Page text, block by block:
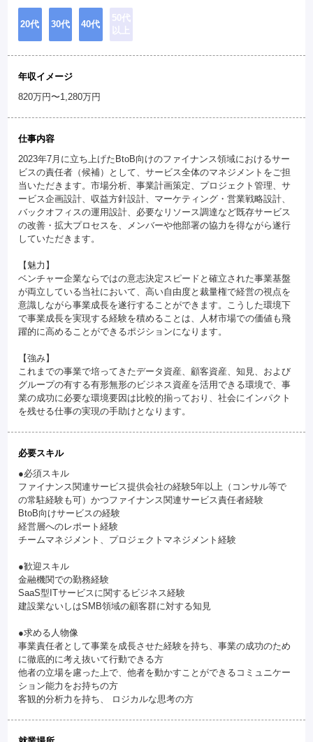
20代 30代 40代
50代
以上
年収イメージ
820万円〜1,280万円
仕事内容
2023年7月に立ち上げたBtoB向けのファイナンス領域におけるサー
ビスの責任者（候補）として、サービス全体のマネジメントをご担
当いただきます。市場分析、事業計画策定、プロジェクト管理、サ
ービス企画設計、収益方針設計、マーケティング・営業戦略設計、
バックオフィスの運用設計、必要なリソース調達など既存サービス
の改善・拡大プロセスを、メンバーや他部署の協力を得ながら遂行
していただきます。
【魅力】
ベンチャー企業ならではの意志決定スピードと確立された事業基盤
が両立している当社において、高い自由度と裁量権で経営の視点を
意識しながら事業成長を遂行することができます。こうした環境下
で事業成長を実現する経験を積めることは、人材市場での価値も飛
躍的に高めることができるポジションになります。
【強み】
これまでの事業で培ってきたデータ資産、顧客資産、知見、および
グループの有する有形無形のビジネス資産を活用できる環境で、事
業の成功に必要な環境要因は比較的揃っており、社会にインパクト
を残せる仕事の実現の手助けとなります。
必要スキル
●必須スキル
ファイナンス関連サービス提供会社の経験5年以上（コンサル等で
の常駐経験も可）かつファイナンス関連サービス責任者経験
BtoB向けサービスの経験
経営層へのレポート経験
チームマネジメント、プロジェクトマネジメント経験
●歓迎スキル
金融機関での勤務経験
SaaS型ITサービスに関するビジネス経験
建設業ないしはSMB領域の顧客群に対する知見
●求める人物像
事業責任者として事業を成長させた経験を持ち、事業の成功のため
に徹底的に考え抜いて行動できる方
他者の立場を慮った上で、他者を動かすことができるコミュニケー
ション能力をお持ちの方
客観的分析力を持ち、 ロジカルな思考の方